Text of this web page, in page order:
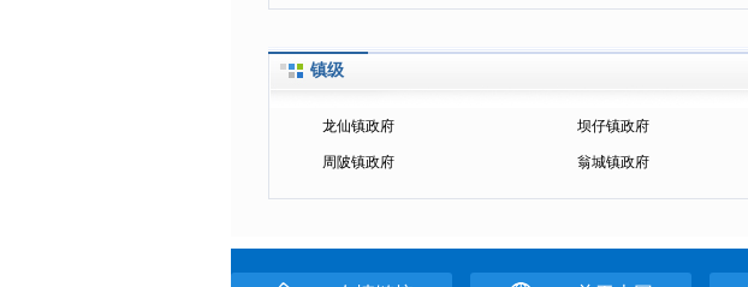
镇级
龙仙镇政府 坝仔镇政府
周陂镇政府 翁城镇政府